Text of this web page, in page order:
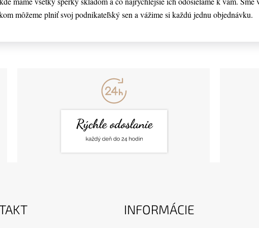
môžeme plniť svoj podnikateľský sen a vážime si každú jednu objednávku.
INFORMÁCIE